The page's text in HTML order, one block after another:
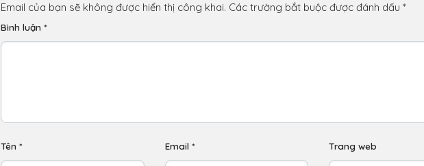
Email của bạn sẽ không được hiển thị công khai. Các trường bắt buộc được đánh dấu *
Bình luận *
Tên * Email * Trang web